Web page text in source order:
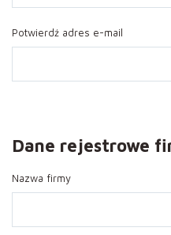
Potwierdź adres e-mail
Dane rejestrowe
Nazwa firmy